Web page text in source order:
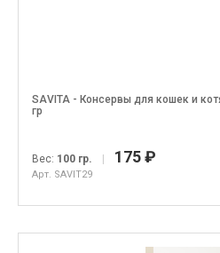
SAVITA - Консервы для кошек и
гр
Вес: 100 гр. | 175 ₽
Арт. SAVIT29